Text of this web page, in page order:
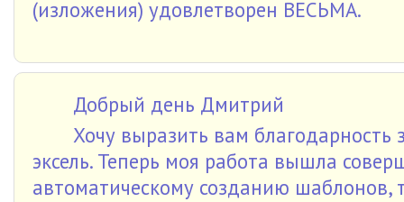
(изложения) удовлетворен ВЕСЬМА.
Добрый день Дмитрий
Хочу выразить вам
эксель. Теперь моя работа вышла
автоматическому созданию шаблонов,